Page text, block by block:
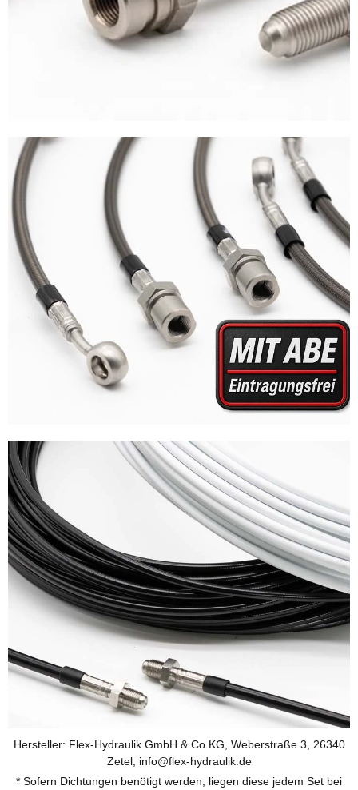
Hersteller: Flex-Hydraulik GmbH & Co KG, Weberstraße 3, 26340
Zetel, info@flex-hydraulik.de
* Sofern Dichtungen benötigt werden, liegen diese jedem Set bei